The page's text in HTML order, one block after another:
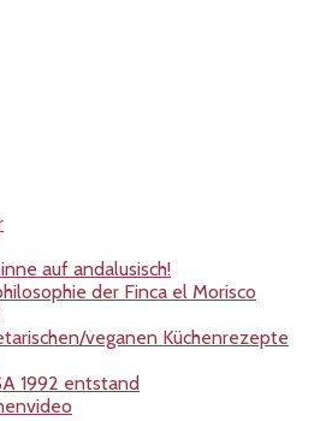
auf andalusisch!
der Finca el Morisco
veganen Küchenrezepte
1992 entstand